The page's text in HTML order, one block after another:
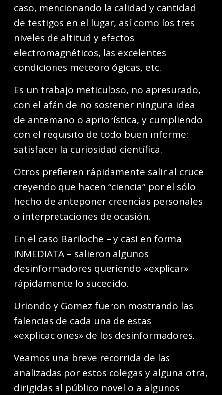
caso, mencionando la calidad y cantidad
de testigos en el lugar, así como los tres
niveles de altitud y efectos
electromagnéticos, las excelentes
condiciones meteorológicas, etc.
Es un trabajo meticuloso, no apresurado,
con el afán de no sostener ninguna idea
de antemano o apriorística, y cumpliendo
con el requisito de todo buen informe:
satisfacer la curiosidad científica.
Otros prefieren rápidamente salir al cruce
creyendo que hacen “ciencia” por el sólo
hecho de anteponer creencias personales
o interpretaciones de ocasión.
En el caso Bariloche – y casi en forma
INMEDIATA – salieron algunos
desinformadores queriendo «explicar»
rápidamente lo sucedido.
Uriondo y Gomez fueron mostrando las
falencias de cada una de estas
«explicaciones» de los desinformadores.
Veamos una breve recorrida de las
analizadas por estos colegas y alguna otra,
dirigidas al público novel o a algunos